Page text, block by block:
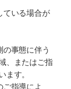
ている場合が
事態に伴う
、またはご指
ます。
指導によ